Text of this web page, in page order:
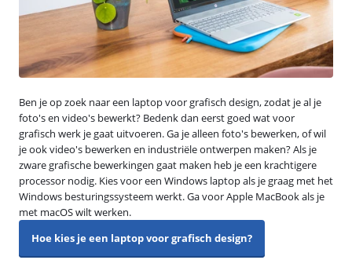
Ben je op zoek naar een laptop voor grafisch design, zodat je al je
foto's en video's bewerkt? Bedenk dan eerst goed wat voor
grafisch werk je gaat uitvoeren. Ga je alleen foto's bewerken, of wil
je ook video's bewerken en industriële ontwerpen maken? Als je
zware grafische bewerkingen gaat maken heb je een krachtigere
processor nodig. Kies voor een Windows laptop als je graag met het
Windows besturingssysteem werkt. Ga voor Apple MacBook als je
met macOS wilt werken.
Hoe kies je een laptop voor grafisch design?